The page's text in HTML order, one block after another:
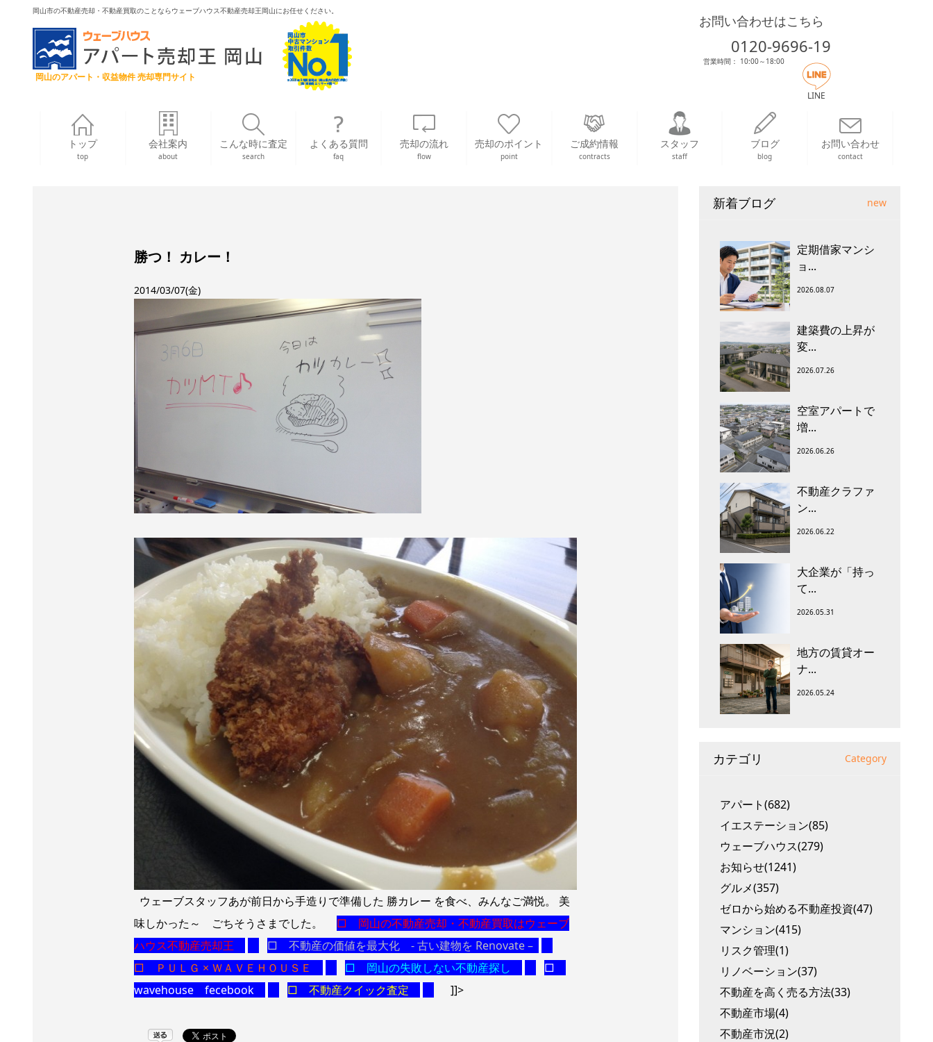
岡山市の不動産売却・不動産買取のことならウェーブハウス不動産売却王岡山にお任せください。
岡山のアパート・収益物件 売却専門サイト
お問い合わせはこちら
0120-9696-19
営業時間： 10:00～18:00
LINE
トップ
top
会社案内
about
こんな時に査定
search
よくある質問
faq
売却の流れ
flow
売却のポイント
point
ご成約情報
contracts
スタッフ
staff
ブログ
blog
お問い合わせ
contact
勝つ！ カレー！
2014/03/07(金)
ウェーブスタッフあが前日から手造りで準備した 勝カレー を食べ、みんなご満悦。 美
味しかった～ ごちそうさまでした。 □ 岡山の不動産売却・不動産買取はウェーブ
ハウス不動産売却王
□ 不動産の価値を最大化 - 古い建物を Renovate –
□ ＰＵＬＧ × ＷＡＶＥＨＯＵＳＥ
□ 岡山の失敗しない不動産探し
□
wavehouse fecebook
□ 不動産クイック査定 ]]>
新着ブログ new
定期借家マンシ
ョ...
2026.08.07
建築費の上昇が
変...
2026.07.26
空室アパートで
増...
2026.06.26
不動産クラファ
ン...
2026.06.22
大企業が「持っ
て...
2026.05.31
地方の賃貸オー
ナ...
2026.05.24
カテゴリ Category
アパート(682)
イエステーション(85)
ウェーブハウス(279)
お知らせ(1241)
グルメ(357)
ゼロから始める不動産投資(47)
マンション(415)
リスク管理(1)
リノベーション(37)
不動産を高く売る方法(33)
不動産市場(4)
不動産市況(2)